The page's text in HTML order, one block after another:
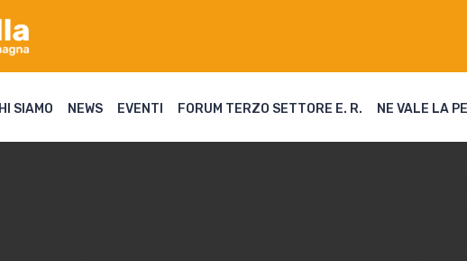
SIAMO NEWS EVENTI FORUM TERZO SETTORE E. R. NE VALE LA